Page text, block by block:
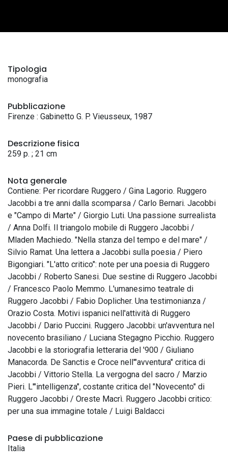
Tipologia
monografia
Pubblicazione
Firenze : Gabinetto G. P. Vieusseux, 1987
Descrizione fisica
259 p. ; 21 cm
Nota generale
Contiene: Per ricordare Ruggero / Gina Lagorio. Ruggero
Jacobbi a tre anni dalla scomparsa / Carlo Bernari. Jacobbi
e "Campo di Marte" / Giorgio Luti. Una passione surrealista
/ Anna Dolfi. Il triangolo mobile di Ruggero Jacobbi /
Mladen Machiedo. "Nella stanza del tempo e del mare" /
Silvio Ramat. Una lettera a Jacobbi sulla poesia / Piero
Bigongiari. "L'atto critico": note per una poesia di Ruggero
Jacobbi / Roberto Sanesi. Due sestine di Ruggero Jacobbi
/ Francesco Paolo Memmo. L'umanesimo teatrale di
Ruggero Jacobbi / Fabio Doplicher. Una testimonianza /
Orazio Costa. Motivi ispanici nell'attività di Ruggero
Jacobbi / Dario Puccini. Ruggero Jacobbi: un'avventura nel
novecento brasiliano / Luciana Stegagno Picchio. Ruggero
Jacobbi e la storiografia letteraria del '900 / Giuliano
Manacorda. De Sanctis e Croce nell'"avventura" critica di
Jacobbi / Vittorio Stella. La vergogna del sacro / Marzio
Pieri. L'"intelligenza", costante critica del "Novecento" di
Ruggero Jacobbi / Oreste Macrì. Ruggero Jacobbi critico:
per una sua immagine totale / Luigi Baldacci
Paese di pubblicazione
Italia